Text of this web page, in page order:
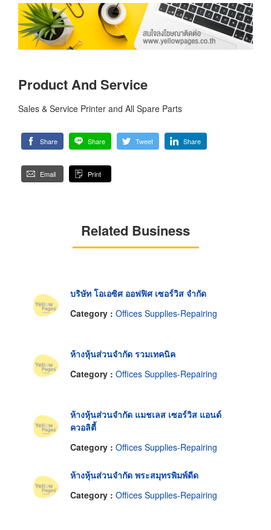
Product And Service
Sales & Service Printer and All Spare Parts
Share Share Tweet Share
Email Print
Related Business
บริษัท โอเอซิศ ออฟฟิศ เซอร์วิส จำกัด
Category : Offices Supplies-Repairing
ห้างหุ้นส่วนจำกัด รวมเทคนิค
Category : Offices Supplies-Repairing
ห้างหุ้นส่วนจำกัด แมชเลส เซอร์วิส แอนด์
ควอลิตี้
Category : Offices Supplies-Repairing
ห้างหุ้นส่วนจำกัด พระสมุทรพิมพ์ดีด
Category : Offices Supplies-Repairing